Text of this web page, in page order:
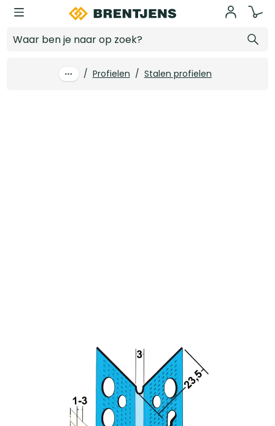
Ga naar hoofdinhoud
/ Profielen / Stalen profielen
Log in voor prijzen